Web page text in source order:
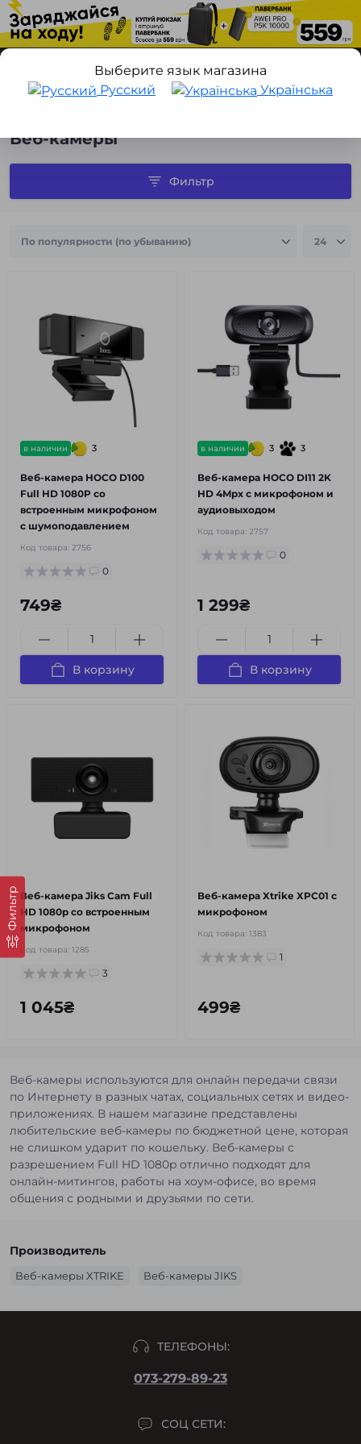
Веб-камеры
Выберите язык магазина
Русский
Українська
Фильтр
Фильтр
в наличии 3
Веб-камера HOCO D100
Full HD 1080P со
встроенным микрофоном
с шумоподавлением
Код товара: 2756
0
749₴
В корзину
в наличии 3 3
Веб-камера HOCO DI11 2K
HD 4Mpx с микрофоном и
аудиовыходом
Код товара: 2757
0
1 299₴
В корзину
Веб-камера Jiks Cam Full
HD 1080p со встроенным
микрофоном
Код товара: 1285
3
1 045₴
Веб-камера Xtrike XPC01 с
микрофоном
Код товара: 1383
1
499₴
Веб-камеры используются для онлайн передачи связи
по Интернету в разных чатах, социальных сетях и видео-
приложениях. В нашем магазине представлены
любительские веб-камеры по бюджетной цене, которая
не слишком ударит по кошельку. Веб-камеры с
разрешением Full HD 1080p отлично подходят для
онлайн-митингов, работы на хоум-офисе, во время
общения с родными и друзьями по сети.
Производитель
Веб-камеры XTRIKE Веб-камеры JIKS
ТЕЛЕФОНЫ:
073-279-89-23
СОЦ СЕТИ: